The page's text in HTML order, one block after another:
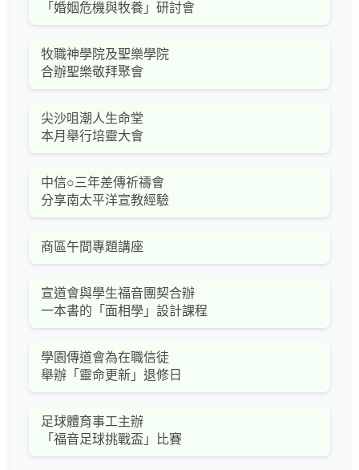
「婚姻危機與牧養」研討會
牧職神學院及聖樂學院
合辦聖樂敬拜聚會
尖沙咀潮人生命堂
本月舉行培靈大會
中信○三年差傳祈禱會
分享南太平洋宣教經驗
商區午間專題講座
宣道會與學生福音團契合辦
一本書的「面相學」設計課程
學園傳道會為在職信徒
舉辦「靈命更新」退修日
足球體育事工主辦
「福音足球挑戰盃」比賽